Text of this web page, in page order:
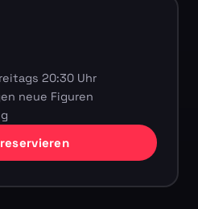
20:30 Uhr
neue Figuren